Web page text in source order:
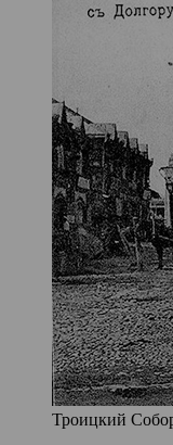
Троицкий